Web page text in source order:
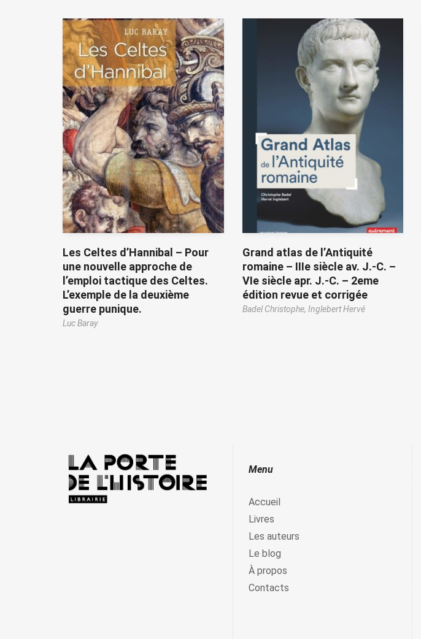
Les Celtes d’Hannibal – Pour
une nouvelle approche de
l’emploi tactique des Celtes.
L’exemple de la deuxième
guerre punique.
Luc Baray
Grand atlas de l’Antiquité
romaine – IIIe siècle av. J.-C. –
VIe siècle apr. J.-C. – 2eme
édition revue et corrigée
Badel Christophe, Inglebert Hervé
Menu
Accueil
Livres
Les auteurs
Le blog
À propos
Contacts